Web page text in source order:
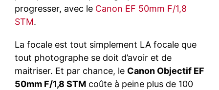
progresser, avec le Canon EF 50mm F/1,8
STM.
La focale est tout simplement LA focale que
tout photographe se doit d’avoir et de
maitriser. Et par chance, le Canon Objectif EF
50mm F/1,8 STM coûte à peine plus de 100